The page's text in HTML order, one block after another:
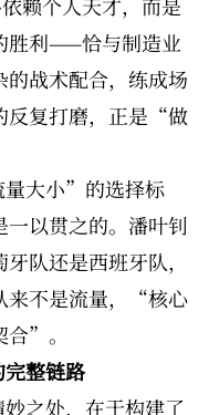
赖个人天才，而是
胜利——恰与制造业
战术配合，练成场
反复打磨，正是“做
大小”的选择标
以贯之的。潘叶钊
队还是西班牙队，
来不是流量，“核心
”。
整链路
之处，在于构建了